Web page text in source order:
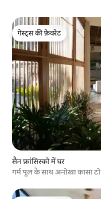
गेस्ट्स की फ़ेवरेट
गेस्ट्स की फ़ेवरेट
सैन फ्रांसिस्को में घर
गर्म पूल के साथ अनोखा कासा टो